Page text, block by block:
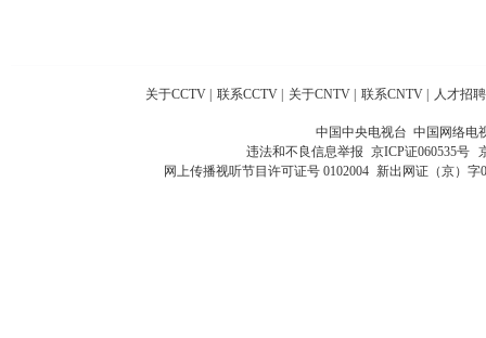
关于CCTV 联系CCTV 关于CNTV 联系CNTV 人才招聘
中国中央电视台 中国网络电
违法和不良信息举报 京ICP证060535号
网上传播视听节目许可证号 0102004 新出网证（京）